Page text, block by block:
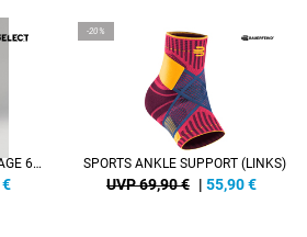
PROFCARE KNÖCHELBANDAGE 6100
€
-20%
SPORTS ANKLE SUPPORT (LINKS)
UVP 69,90 € | 55,90€